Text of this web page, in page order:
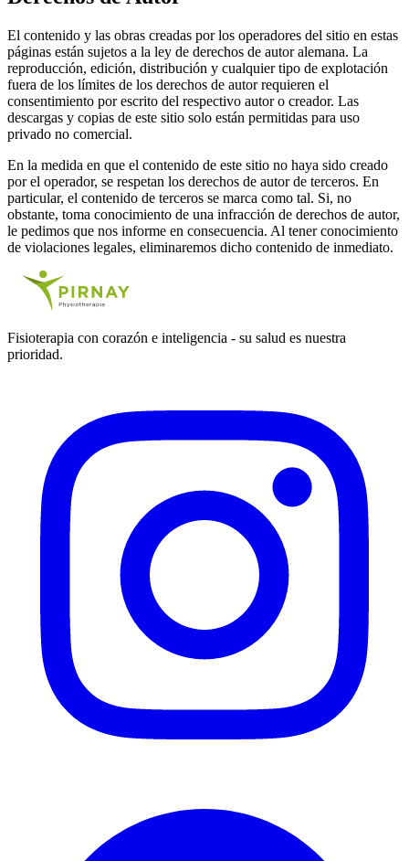
El contenido y las obras creadas por los operadores del sitio en estas
páginas están sujetos a la ley de derechos de autor alemana. La
reproducción, edición, distribución y cualquier tipo de explotación
fuera de los límites de los derechos de autor requieren el
consentimiento por escrito del respectivo autor o creador. Las
descargas y copias de este sitio solo están permitidas para uso
privado no comercial.
En la medida en que el contenido de este sitio no haya sido creado
por el operador, se respetan los derechos de autor de terceros. En
particular, el contenido de terceros se marca como tal. Si, no
obstante, toma conocimiento de una infracción de derechos de autor,
le pedimos que nos informe en consecuencia. Al tener conocimiento
de violaciones legales, eliminaremos dicho contenido de inmediato.
Fisioterapia con corazón e inteligencia - su salud es nuestra
prioridad.